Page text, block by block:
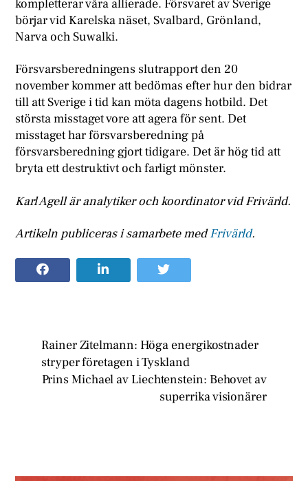
kompletterar våra allierade. Försvaret av Sverige
börjar vid Karelska näset, Svalbard, Grönland,
Narva och Suwalki.
Försvarsberedningens slutrapport den 20
november kommer att bedömas efter hur den bidrar
till att Sverige i tid kan möta dagens hotbild. Det
största misstaget vore att agera för sent. Det
misstaget har försvarsberedning på
försvarsberedning gjort tidigare. Det är hög tid att
bryta ett destruktivt och farligt mönster.
Karl Agell är analytiker och koordinator vid Frivärld.
Artikeln publiceras i samarbete medFrivärld.
Rainer Zitelmann: Höga energikostnader
stryper företagen i Tyskland
Prins Michael av Liechtenstein: Behovet av
superrika visionärer